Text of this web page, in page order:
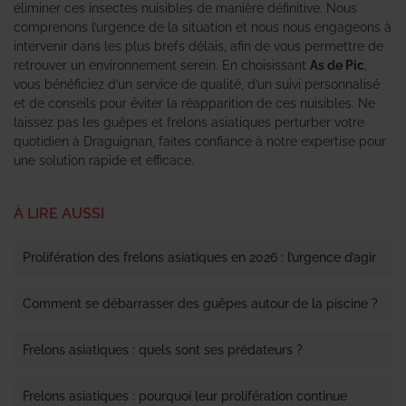
éliminer ces insectes nuisibles de manière définitive. Nous
comprenons l’urgence de la situation et nous nous engageons à
intervenir dans les plus brefs délais, afin de vous permettre de
retrouver un environnement serein. En choisissant As de Pic
vous bénéficiez d’un service de qualité, d’un suivi personnalisé
et de conseils pour éviter la réapparition de ces nuisibles. Ne
laissez pas les guêpes et frelons asiatiques perturber votre
quotidien à Draguignan, faites confiance à notre expertise pour
une solution rapide et efficace.
À LIRE AUSSI
Prolifération des frelons asiatiques en 2026 : l’urgence d’agir
Comment se débarrasser des guêpes autour de la piscine ?
Frelons asiatiques : quels sont ses prédateurs ?
Frelons asiatiques : pourquoi leur prolifération continue